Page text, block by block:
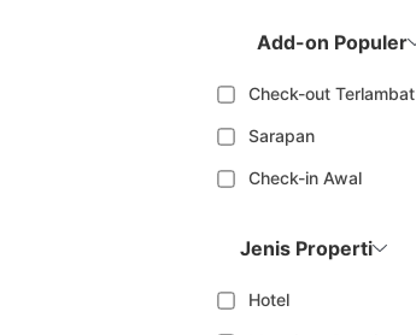
Add-on Populer
Check-out Terlambat
Sarapan
Check-in Awal
Jenis Properti
Hotel